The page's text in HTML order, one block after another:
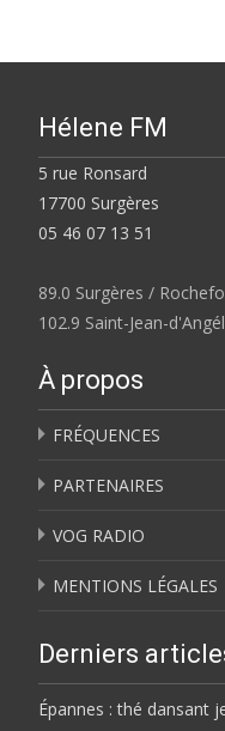
Hélene FM
5 rue Ronsard
17700 Surgères
05 46 07 13 51
89.0 Surgères /
102.9 Saint-Jean-
À propos
FRÉQUENCES
PARTENAIRES
VOG RADIO
MENTIONS LÉGALES
Derniers
Épannes : thé dansant